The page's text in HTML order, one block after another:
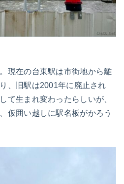
現在の台東駅は市街地から離
、旧駅は2001年に廃止され
て生まれ変わったらしいが、
仮囲い越しに駅名板がかろう